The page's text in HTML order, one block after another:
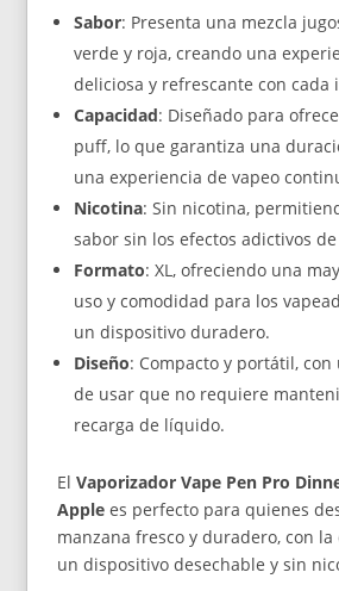
5000
cantidad
Sabor: Presenta una mezcla
verde y roja, creando una
deliciosa y refrescante con cada
Capacidad: Diseñado para
puff, lo que garantiza una
una experiencia de vapeo
Nicotina: Sin nicotina,
sabor sin los efectos adictivos
Formato: XL, ofreciendo una
uso y comodidad para los
un dispositivo duradero.
Diseño: Compacto y portátil,
de usar que no requiere
recarga de líquido.
ElVaporizador Vape Pen Pro
Apple es perfecto para quienes
manzana fresco y duradero, con
un dispositivo desechable y sin